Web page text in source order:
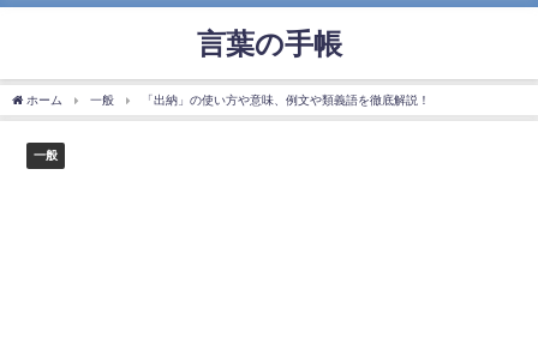
言葉の手帳
ホーム 一般 「出納」の使い方や意味、例文や類義語を徹底解説！
一般